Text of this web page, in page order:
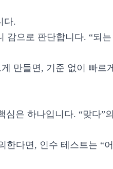
다.
감으로 판단합니다. “되
만들면, 기준 없이 빠르
심은 하나입니다. “맞다”
한다면, 인수 테스트는 “